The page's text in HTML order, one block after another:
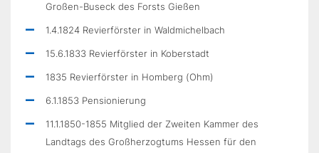
Großen-Buseck des Forsts Gießen
1.4.1824 Revierförster in Waldmichelbach
15.6.1833 Revierförster in Koberstadt
1835 Revierförster in Homberg (Ohm)
6.1.1853 Pensionierung
11.1.1850-1855 Mitglied der Zweiten Kammer des
Landtags des Großherzogtums Hessen für den